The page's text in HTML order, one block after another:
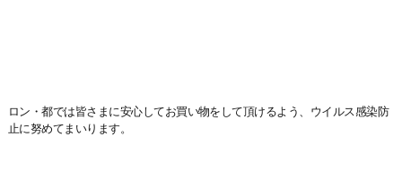
ロン・都では皆さまに安心してお買い物をして頂けるよう、ウイルス感染防
止に努めてまいります。